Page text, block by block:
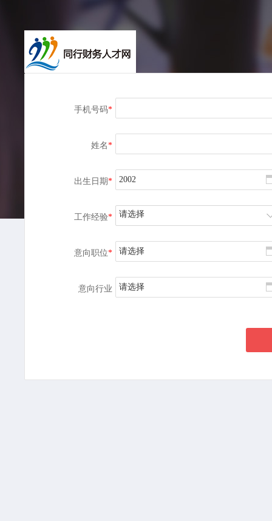
手机号码*
姓名*
出生日期*
工作经验* 请选择
意向职位* 请选择
意向行业 请选择